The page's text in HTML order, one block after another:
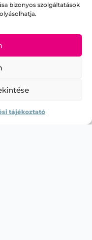
bizonyos szolgáltatások
tájékoztató